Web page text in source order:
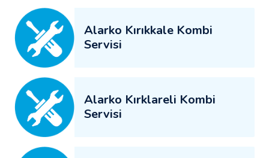
Alarko Kırıkkale Kombi
Servisi
Alarko Kırklareli Kombi
Servisi